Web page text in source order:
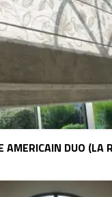
AMERICAIN DUO (LA